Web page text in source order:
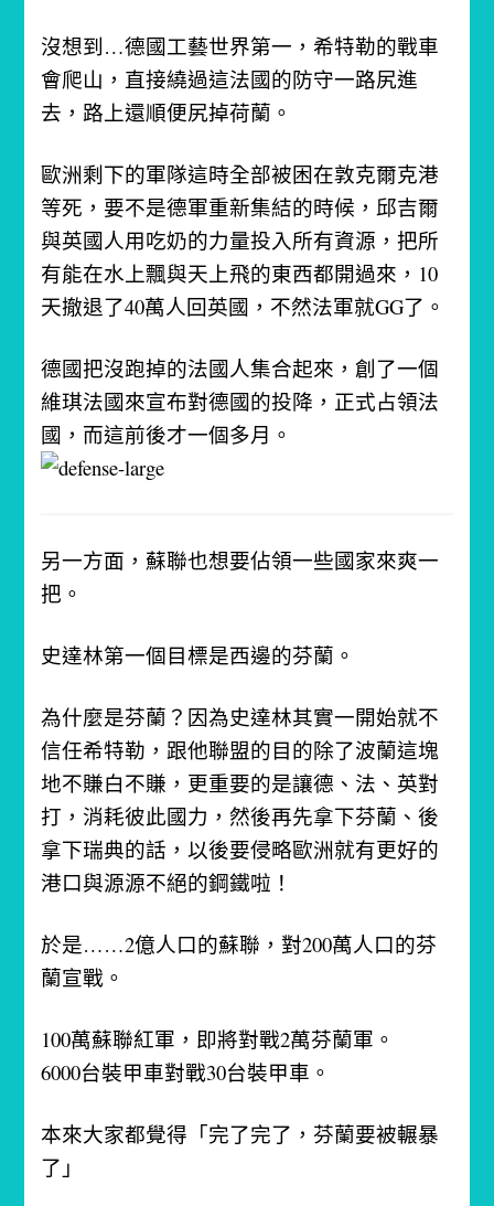
沒想到…德國工藝世界第一，希特勒的戰車
會爬山，直接繞過這法國的防守一路尻進
去，路上還順便尻掉荷蘭。
歐洲剩下的軍隊這時全部被困在敦克爾克港
等死，要不是德軍重新集結的時候，邱吉爾
與英國人用吃奶的力量投入所有資源，把所
有能在水上飄與天上飛的東西都開過來，10
天撤退了40萬人回英國，不然法軍就GG了。
德國把沒跑掉的法國人集合起來，創了一個
維琪法國來宣布對德國的投降，正式占領法
國，而這前後才一個多月。
另一方面，蘇聯也想要佔領一些國家來爽一
把。
史達林第一個目標是西邊的芬蘭。
為什麼是芬蘭？因為史達林其實一開始就不
信任希特勒，跟他聯盟的目的除了波蘭這塊
地不賺白不賺，更重要的是讓德、法、英對
打，消耗彼此國力，然後再先拿下芬蘭、後
拿下瑞典的話，以後要侵略歐洲就有更好的
港口與源源不絕的鋼鐵啦！
於是……2億人口的蘇聯，對200萬人口的芬
蘭宣戰。
100萬蘇聯紅軍，即將對戰2萬芬蘭軍。
6000台裝甲車對戰30台裝甲車。
本來大家都覺得「完了完了，芬蘭要被輾暴
了」